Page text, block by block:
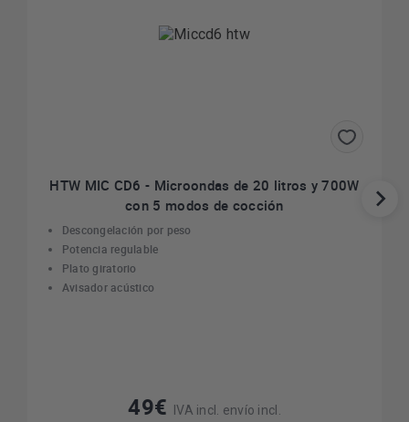
HTW MIC CD6 - Microondas de 20 litros y 700W
con 5 modos de cocción
Descongelación por peso
Potencia regulable
Plato giratorio
Avisador acústico
49€ IVA incl. envío incl.